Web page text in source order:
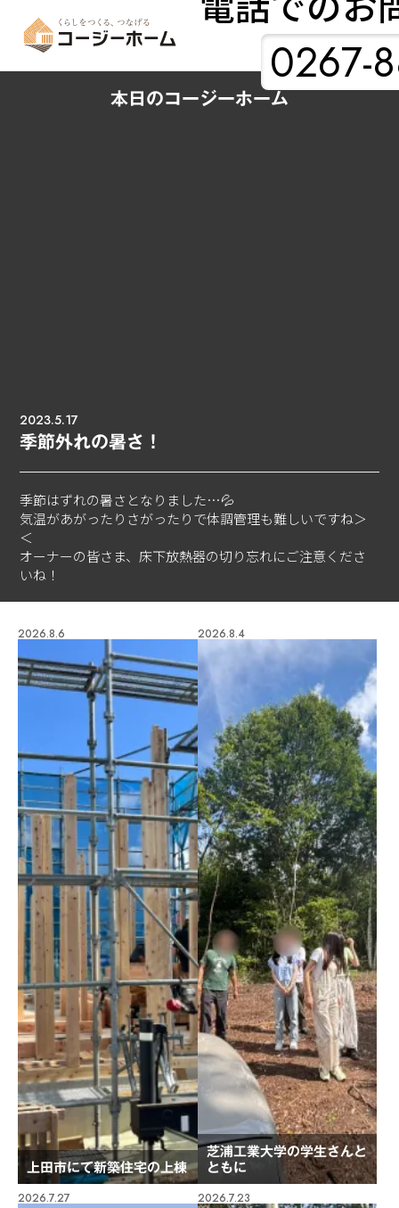
0267-
2023.5.17
季節外れの暑さ！
季節はずれの暑さとなりました…💦
気温があがったりさがったりで体調管理も難しいですね＞
＜
オーナーの皆さま、床下放熱器の切り忘れにご注意くださ
いね！
本日のコージーホーム
2026.8.6
上田市にて新築住宅の上棟
2026.8.4
芝浦工業大学の学生さんと
ともに
2026.7.27 2026.7.23